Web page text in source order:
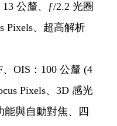
公釐、ƒ/2.2 光圈
Pixels、超高解析
OIS：100 公釐 (4
Pixels、3D 感光
能與自動對焦、四